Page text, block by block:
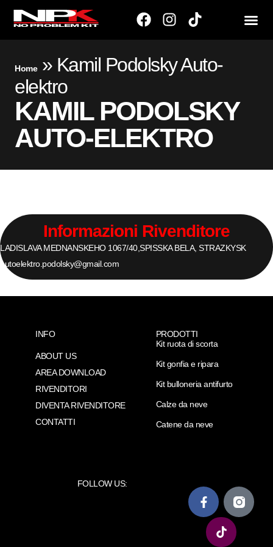
Home» Kamil Podolsky Auto-
elektro
KAMIL PODOLSKY
AUTO-ELEKTRO
Informazioni Rivenditore
LADISLAVA MEDNANSKEHO 1067/40,SPISSKA BELA, STRAZKYSK
autoelektro.podolsky@gmail.com
INFO
ABOUT US
AREA DOWNLOAD
RIVENDITORI
DIVENTA RIVENDITORE
CONTATTI
PRODOTTI
Kit ruota di scorta
Kit gonfia e ripara
Kit bulloneria antifurto
Calze da neve
Catene da neve
FOLLOW US: